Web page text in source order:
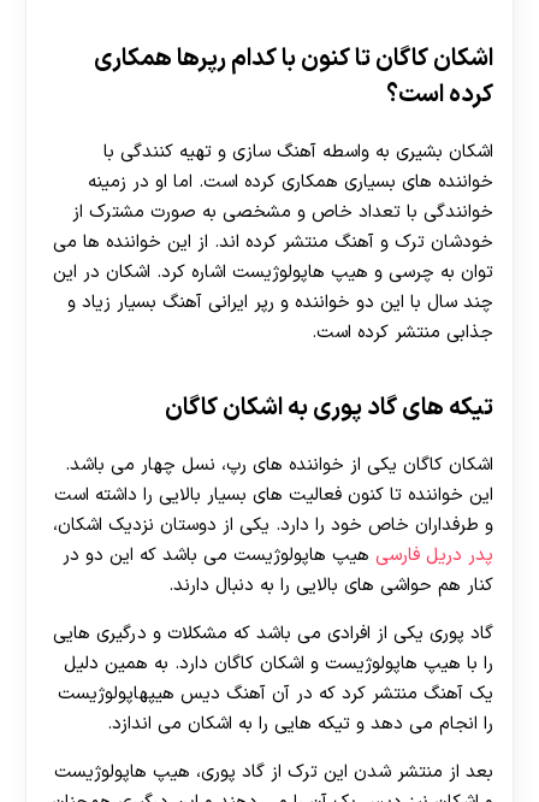
اشکان کاگان تا کنون با کدام رپرها همکاری
کرده است؟
اشکان بشیری به واسطه آهنگ سازی و تهیه کنندگی با
خواننده های بسیاری همکاری کرده است. اما او در زمینه
خوانندگی با تعداد خاص و مشخصی به صورت مشترک از
خودشان ترک و آهنگ منتشر کرده اند. از این خواننده ها می
توان به چرسی و هیپ هاپولوژیست اشاره کرد. اشکان در این
چند سال با این دو خواننده و رپر ایرانی آهنگ بسیار زیاد و
جذابی منتشر کرده است.
تیکه های گاد پوری به اشکان کاگان
اشکان کاگان یکی از خواننده های رپ، نسل چهار می باشد.
این خواننده تا کنون فعالیت های بسیار بالایی را داشته است
و طرفداران خاص خود را دارد. یکی از دوستان نزدیک اشکان،
پدر دریل فارسی هیپ هاپولوژیست می باشد که این دو در
کنار هم حواشی های بالایی را به دنبال دارند.
گاد پوری یکی از افرادی می باشد که مشکلات و درگیری هایی
را با هیپ هاپولوژیست و اشکان کاگان دارد. به همین دلیل
یک آهنگ منتشر کرد که در آن آهنگ دیس هیپهاپولوژیست
را انجام می دهد و تیکه هایی را به اشکان می اندازد.
بعد از منتشر شدن این ترک از گاد پوری، هیپ هاپولوژیست